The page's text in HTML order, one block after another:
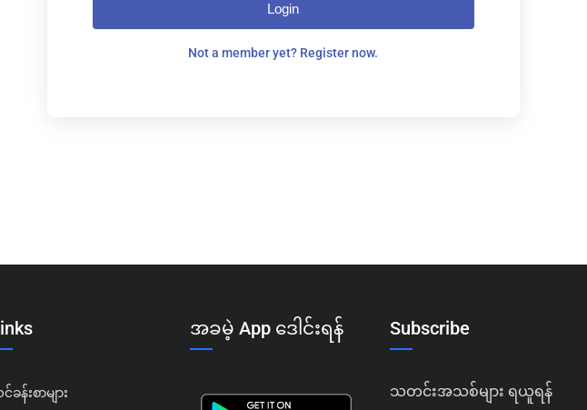
Login
Not a member yet? Register now.
ခန်းစာများ
အခမဲ့ App ဒေါင်းရန် Subscribe
သတင်းအသစ်များ ရယူရန်